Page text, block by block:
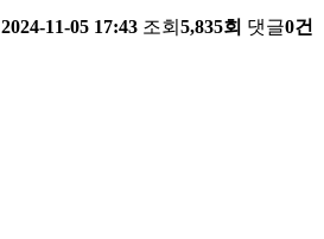
2024-11-05 17:43 조회 5,835회 댓글0건